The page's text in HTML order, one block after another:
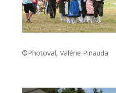
©Photoval, Valérie Pinauda